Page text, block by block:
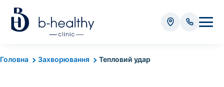
Головна Захворювання Тепловий удар
Аналізи